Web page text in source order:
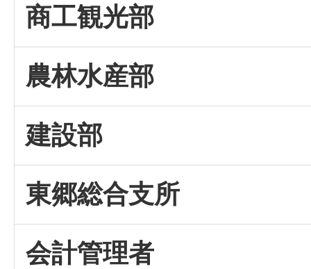
商工観光部
農林水産部
建設部
東郷総合支所
会計管理者